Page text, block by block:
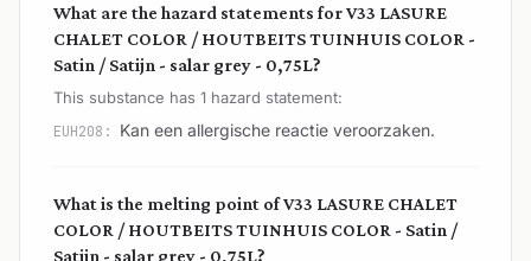
What are the hazard statements for V33 LASURE
CHALET COLOR / HOUTBEITS TUINHUIS COLOR -
Satin / Satijn - salar grey - 0,75L?
This substance has 1 hazard statement:
EUH208: Kan een allergische reactie veroorzaken.
What is the melting point of V33 LASURE CHALET
COLOR / HOUTBEITS TUINHUIS COLOR - Satin /
Satijn - salar grey - 0,75L?